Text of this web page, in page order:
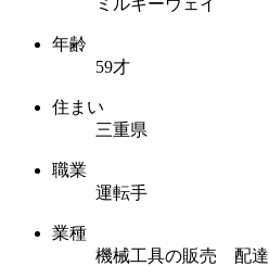
ミルキーウェイ
年齢
59才
住まい
三重県
職業
運転手
業種
機械工具の販売 配達